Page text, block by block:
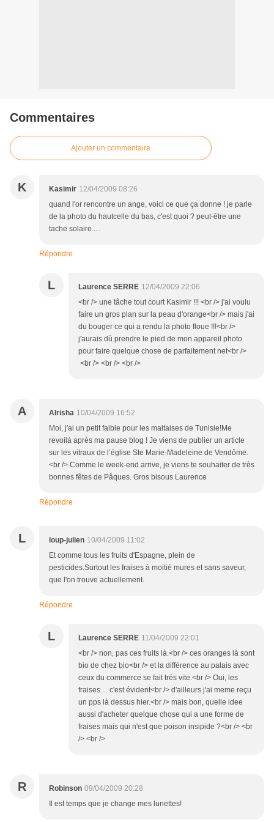
Commentaires
Ajouter un commentaire
K Kasimir 12/04/2009 08:26
quand l'or rencontre un ange, voici ce que ça donne ! je parle
de la photo du hautcelle du bas, c'est quoi ? peut-être une
tache solaire.....
Répondre
L Laurence SERRE 12/04/2009 22:06
<br /> une tâche tout court Kasimir !!! <br /> j'ai voulu
faire un gros plan sur la peau d'orange<br /> mais j'ai
du bouger ce qui a rendu la photo floue !!!<br />
j'aurais dù prendre le pied de mon appareil photo
pour faire quelque chose de parfaitement net<br />
<br /> <br /> <br />
A Alrisha 10/04/2009 16:52
Moi, j'ai un petit faible pour les maltaises de Tunisie!Me
revoilà après ma pause blog ! Je viens de publier un article
sur les vitraux de l’église Ste Marie-Madeleine de Vendôme.
<br /> Comme le week-end arrive, je viens te souhaiter de très
bonnes fêtes de Pâques. Gros bisous Laurence
Répondre
L loup-julien 10/04/2009 11:02
Et comme tous les fruits d'Espagne, plein de
pesticides.Surtout les fraises à moitié mures et sans saveur,
que l'on trouve actuellement.
Répondre
L Laurence SERRE 11/04/2009 22:01
<br /> non, pas ces fruits là.<br /> ces oranges là sont
bio de chez bio<br /> et la différence au palais avec
ceux du commerce se fait trés vite.<br /> Oui, les
fraises ... c'est évident<br /> d'ailleurs j'ai meme reçu
un pps là dessus hier.<br /> mais bon, quelle idee
aussi d'acheter quelque chose qui a une forme de
fraises mais qui n'est que poison insipide ?<br /> <br
/> <br />
R Robinson 09/04/2009 20:28
Il est temps que je change mes lunettes!